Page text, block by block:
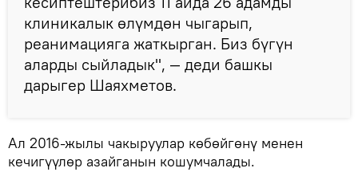
клиникалык өлүмдөн чыгарып,
реанимацияга жаткырган. Биз бүгүн
аларды сыйладык", — деди башкы
дарыгер Шаяхметов.
Ал 2016-жылы чакыруулар көбөйгөнү менен
кечигүүлөр азайганын кошумчалады.